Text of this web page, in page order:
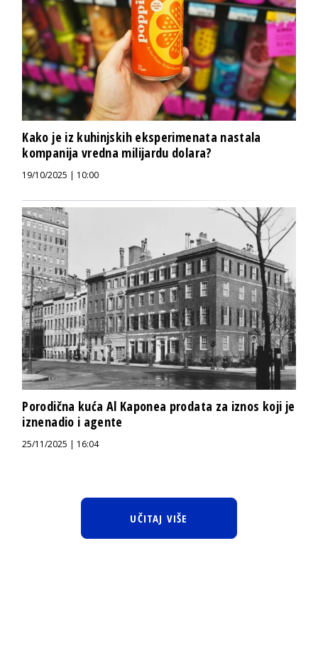
Kako je iz kuhinjskih eksperimenata nastala
kompanija vredna milijardu dolara?
19/10/2025 | 10:00
Porodična kuća Al Kaponea prodata za iznos koji je
iznenadio i agente
25/11/2025 | 16:04
UČITAJ VIŠE